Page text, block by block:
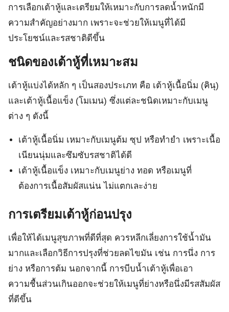
การเลือกเต้าหู้และเตรียมให้เหมาะกับการลดน้ำหนักมี
ความสำคัญอย่างมาก เพราะจะช่วยให้เมนูที่ได้มี
ประโยชน์และรสชาติดีขึ้น
ชนิดของเต้าหู้ที่เหมาะสม
เต้าหู้แบ่งได้หลัก ๆ เป็นสองประเภท คือ เต้าหู้เนื้อนิ่ม (คินุ)
และเต้าหู้เนื้อแข็ง (โมเมน) ซึ่งแต่ละชนิดเหมาะกับเมนู
ต่าง ๆ ดังนี้
เต้าหู้เนื้อนิ่ม เหมาะกับเมนูต้ม ซุป หรือทำยำ เพราะเนื้อ
เนียนนุ่มและซึมซับรสชาติได้ดี
เต้าหู้เนื้อแข็ง เหมาะกับเมนูย่าง ทอด หรือเมนูที่
ต้องการเนื้อสัมผัสแน่น ไม่แตกเละง่าย
การเตรียมเต้าหู้ก่อนปรุง
เพื่อให้ได้เมนูสุขภาพที่ดีที่สุด ควรหลีกเลี่ยงการใช้น้ำมัน
มากและเลือกวิธีการปรุงที่ช่วยลดไขมัน เช่น การนึ่ง การ
ย่าง หรือการต้ม นอกจากนี้ การบีบน้ำเต้าหู้เพื่อเอา
ความชื้นส่วนเกินออกจะช่วยให้เมนูที่ย่างหรือนึ่งมีรสสัมผัส
ที่ดีขึ้น